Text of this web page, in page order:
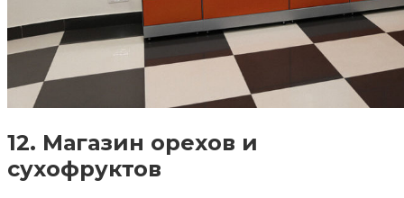
12. Магазин орехов и
сухофруктов